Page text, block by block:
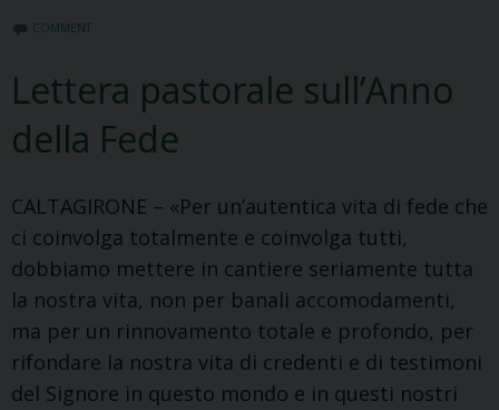
COMMENT
Lettera pastorale sull’Anno
della Fede
CALTAGIRONE – «Per un’autentica vita di fede che
ci coinvolga totalmente e coinvolga tutti,
dobbiamo mettere in cantiere seriamente tutta
la nostra vita, non per banali accomodamenti,
ma per un rinnovamento totale e profondo, per
rifondare la nostra vita di credenti e di testimoni
del Signore in questo mondo e in questi nostri